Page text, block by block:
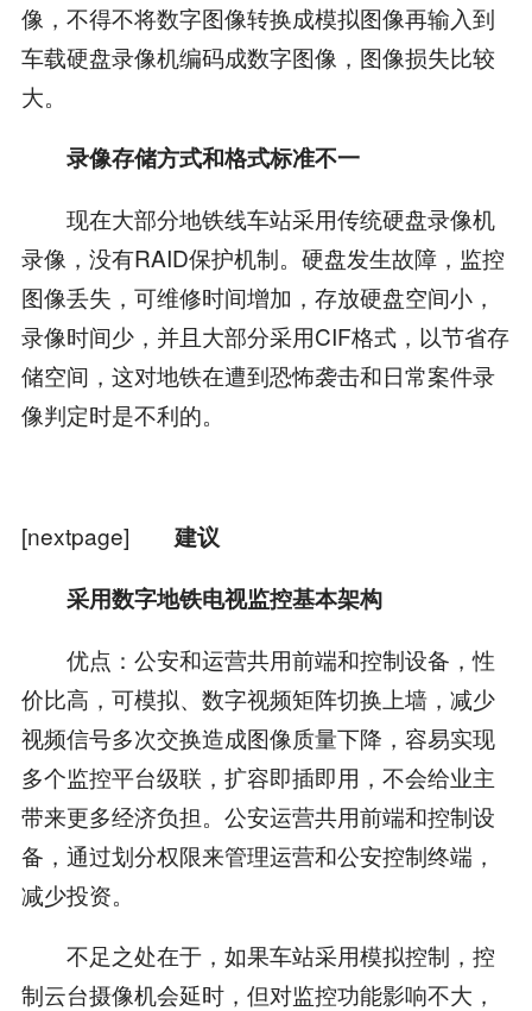
像，不得不将数字图像转换成模拟图像再输入到
车载硬盘录像机编码成数字图像，图像损失比较
大。
录像存储方式和格式标准不一
现在大部分地铁线车站采用传统硬盘录像机
录像，没有RAID保护机制。硬盘发生故障，监控
图像丢失，可维修时间增加，存放硬盘空间小，
录像时间少，并且大部分采用CIF格式，以节省存
储空间，这对地铁在遭到恐怖袭击和日常案件录
像判定时是不利的。
[nextpage] 建议
采用数字地铁电视监控基本架构
优点：公安和运营共用前端和控制设备，性
价比高，可模拟、数字视频矩阵切换上墙，减少
视频信号多次交换造成图像质量下降，容易实现
多个监控平台级联，扩容即插即用，不会给业主
带来更多经济负担。公安运营共用前端和控制设
备，通过划分权限来管理运营和公安控制终端，
减少投资。
不足之处在于，如果车站采用模拟控制，控
制云台摄像机会延时，但对监控功能影响不大，